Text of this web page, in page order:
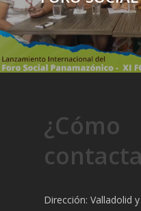
¿Cómo
Dirección: Valladolid